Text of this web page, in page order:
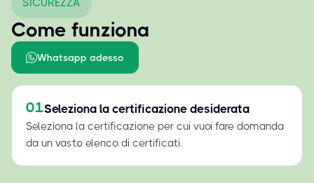
SICUREZZA
Come funziona
Whatsapp adesso
01Seleziona la certificazione desiderata
Seleziona la certificazione per cui vuoi fare domanda
da un vasto elenco di certificati.